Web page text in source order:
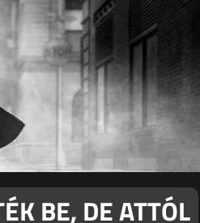
BE, DE ATTÓL